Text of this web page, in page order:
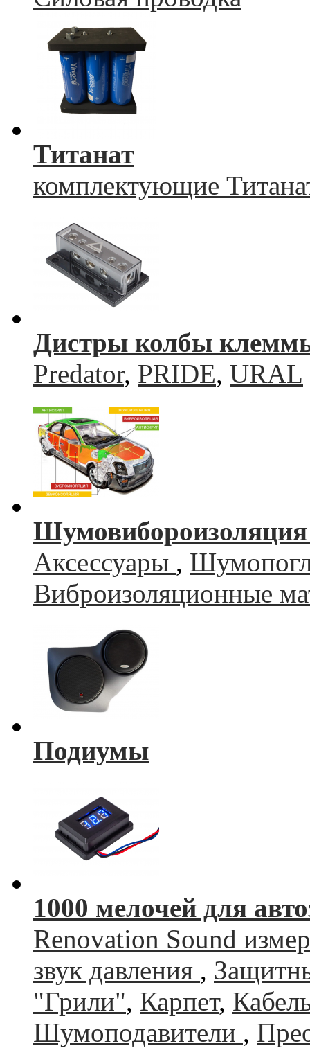
Титанат
комплектующие
Дистры колбы
Predator, PRIDE, URAL
Аксессуары ,
Виброизоляционные
Подиумы
1000 мелочей для
Renovation Sound
звук давления ,
"Грили", Карпет,
Шумоподавители ,